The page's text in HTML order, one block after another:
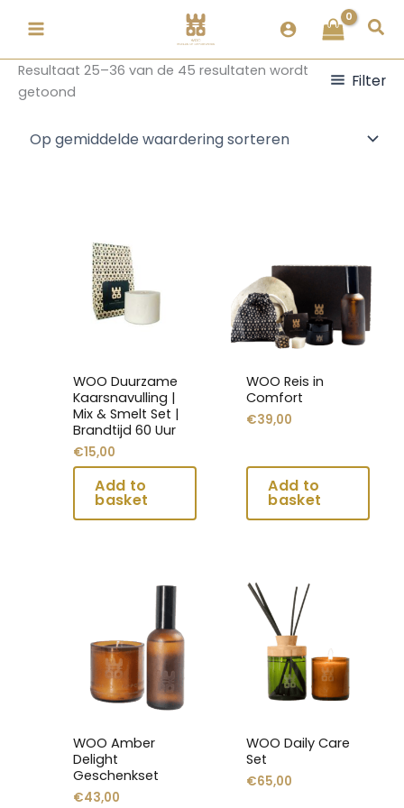
naar
inhoud
Resultaat 25–36 van de 45 resultaten wordt
getoond
Filter
WOO Duurzame
Kaarsnavulling |
Mix & Smelt Set |
Brandtijd 60 Uur
€15,00
product
heeft
meerdere
variaties.
Deze
gekozen
worden
op
de
productpagina
WOO Reis in
Comfort
€39,00
heeft
meerdere
variaties.
Deze
optie
gekozen
worden
productpagina
WOO Amber
Delight
Geschenkset
€43,00
meerdere
variaties.
Deze
optie
gekozen
worden
op
WOO Daily Care
Set
€65,00
Dit
product
heeft
meerdere
variaties.
Deze
gekozen
worden